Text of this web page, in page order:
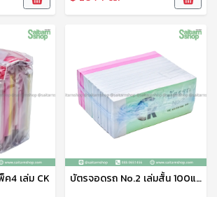
4 เล่ม CK บัตรจอดรถ No.2 เล่มสั้น 100แผ่น CK